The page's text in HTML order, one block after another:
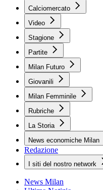
Calciomercato
Video
Stagione
Partite
Milan Futuro
Giovanili
Milan Femminile
Rubriche
La Storia
News economiche Milan
Redazione
I siti del nostro network
News Milan